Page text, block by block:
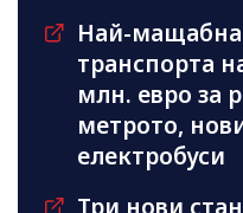
Най-
транспорта
млн. евро за
метрото,
електробуси